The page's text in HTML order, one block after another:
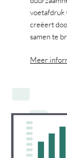
voetafdruk
creëert
samen te
Meer